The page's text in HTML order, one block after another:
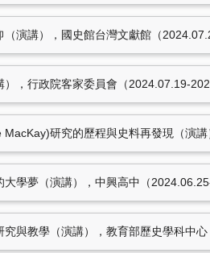
演講），國史館台灣文獻館（
，行政院客家委員會（2024.07.19-
研究的歷程與史料再發現（演
學夢（演講），中興高中（
與教學（演講），教育部歷史學科中